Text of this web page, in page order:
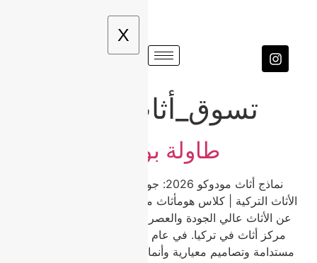
X
#تسوق_أثاث
طاولة بورسلين مودوكو
نماذج أثاث مودوكو 2026: جودة وتنوع واتجاهات من عاصمة
الأثاث التركية | كلاس هومأثاث مودوكو هو الخيار الأول للباحثين
عن الأثاث عالي الجودة والعصري والمناسب للميزانية في أكبر
مستدامة وتصاميم معيارية وأنماط خالدة تناسب كل منزل. في